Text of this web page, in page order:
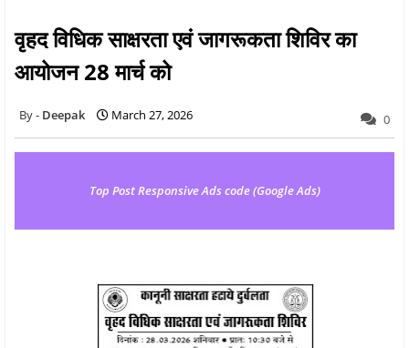
वृहद विधिक साक्षरता एवं जागरूकता शिविर का
आयोजन 28 मार्च को
Deepak March 27, 2026 0
Top Post Responsive Ads code (Google Ads)